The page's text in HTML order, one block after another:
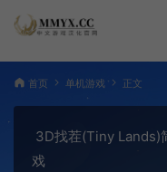
首页 单机游戏 正文
3D找茬(Tiny Lands)
戏